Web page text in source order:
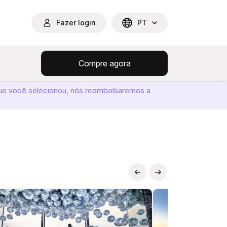
Fazer login PT
Compre agora
você selecionou, nós reembolsaremos a